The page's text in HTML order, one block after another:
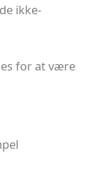
ikke-
for at være